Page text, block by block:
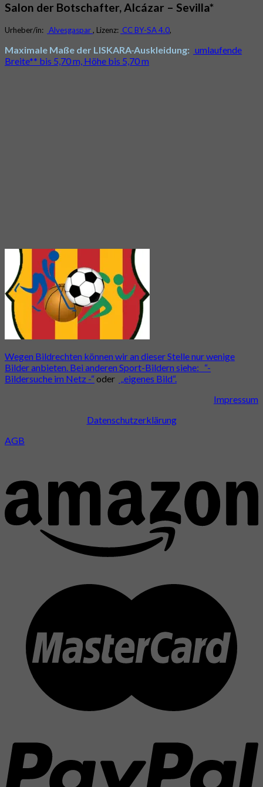
Salon der Botschafter, Alcázar – Sevilla*
Urheber/in: Alvesgaspar, Lizenz: CC BY-SA 4.0,
Maximale Maße der LISKARA-Auskleidung: umlaufende
Breite** bis 5,70 m, Höhe bis 5,70 m
Wegen Bildrechten können wir an dieser Stelle nur wenige
Bilder anbieten. Bei anderen Sport-Bildern siehe: “-
Bildersuche im Netz -“oder „eigenes Bild“.
Impressum
Datenschutzerklärung
AGB